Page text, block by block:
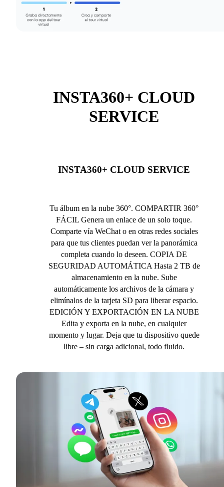
INSTA360+ CLOUD
SERVICE
INSTA360+ CLOUD SERVICE
Tu álbum en la nube 360°. COMPARTIR 360°
FÁCIL Genera un enlace de un solo toque.
Comparte vía WeChat o en otras redes sociales
para que tus clientes puedan ver la panorámica
completa cuando lo deseen. COPIA DE
SEGURIDAD AUTOMÁTICA Hasta 2 TB de
almacenamiento en la nube. Sube
automáticamente los archivos de la cámara y
elimínalos de la tarjeta SD para liberar espacio.
EDICIÓN Y EXPORTACIÓN EN LA NUBE
Edita y exporta en la nube, en cualquier
momento y lugar. Deja que tu dispositivo quede
libre – sin carga adicional, todo fluido.